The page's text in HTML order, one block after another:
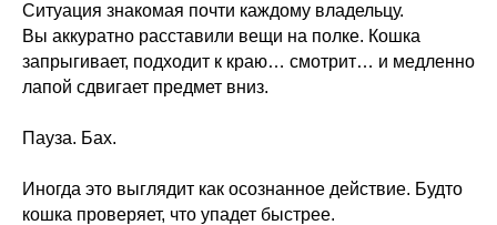
Ситуация знакомая почти каждому владельцу.
Вы аккуратно расставили вещи на полке. Кошка
запрыгивает, подходит к краю… смотрит… и медленно
лапой сдвигает предмет вниз.
Пауза. Бах.
Иногда это выглядит как осознанное действие. Будто
кошка проверяет, что упадет быстрее.